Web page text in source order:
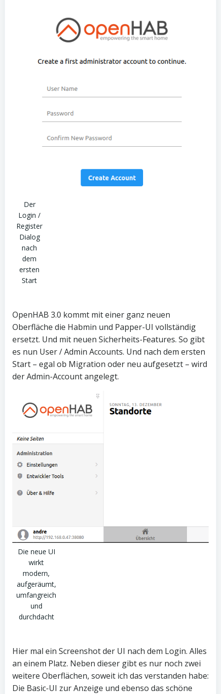
Der
Login /
Register
Dialog
nach
dem
ersten
Start
OpenHAB 3.0 kommt mit einer ganz neuen
Oberfläche die Habmin und Papper-UI vollständig
ersetzt. Und mit neuen Sicherheits-Features. So gibt
es nun User / Admin Accounts. Und nach dem ersten
Start – egal ob Migration oder neu aufgesetzt – wird
der Admin-Account angelegt.
Die neue UI
wirkt
modern,
aufgeräumt,
umfangreich
und
durchdacht
Hier mal ein Screenshot der UI nach dem Login. Alles
an einem Platz. Neben dieser gibt es nur noch zwei
weitere Oberflächen, soweit ich das verstanden habe:
Die Basic-UI zur Anzeige und ebenso das schöne